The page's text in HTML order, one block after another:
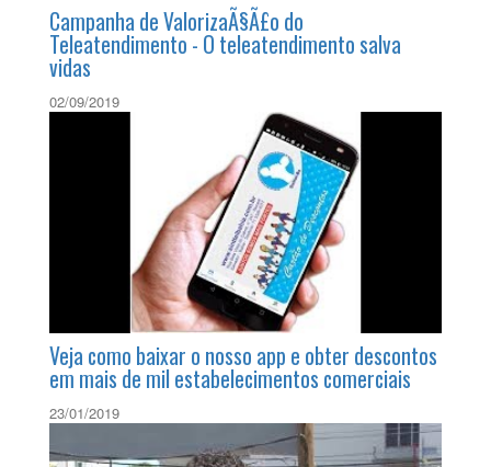
Campanha de ValorizaÃ§Ã£o do
Teleatendimento - O teleatendimento salva